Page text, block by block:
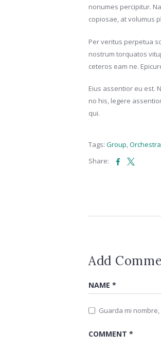
nonumes percipitur.
copiosae, at volumus
Per veritus perpetua
nostrum torquatos
ceteros eam ne.
Eius assentior eu est.
no his, legere
qui.
Tags: Group,Orchestra
Share:
Facebook
Add
Guarda mi